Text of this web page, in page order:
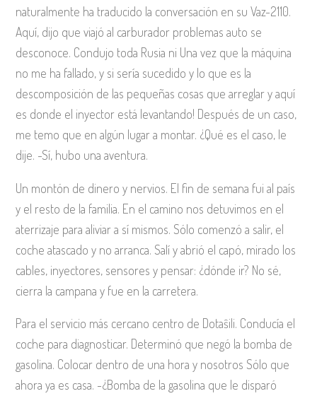
naturalmente ha traducido la conversación en su Vaz-2110.
Aquí, dijo que viajó al carburador problemas auto se
desconoce. Condujo toda Rusia ni Una vez que la máquina
no me ha fallado, y si sería sucedido y lo que es la
descomposición de las pequeñas cosas que arreglar y aquí
es donde el inyector está levantando! Después de un caso,
me temo que en algún lugar a montar. ¿Qué es el caso, le
dije. -Sí, hubo una aventura.
Un montón de dinero y nervios. El fin de semana fui al país
y el resto de la familia. En el camino nos detuvimos en el
aterrizaje para aliviar a sí mismos. Sólo comenzó a salir, el
coche atascado y no arranca. Salí y abrió el capó, mirado los
cables, inyectores, sensores y pensar: ¿dónde ir? No sé,
cierra la campana y fue en la carretera.
Para el servicio más cercano centro de Dotaŝili. Conducía el
coche para diagnosticar. Determinó que negó la bomba de
gasolina. Colocar dentro de una hora y nosotros Sólo que
ahora ya es casa. -¿Bomba de la gasolina que le disparó